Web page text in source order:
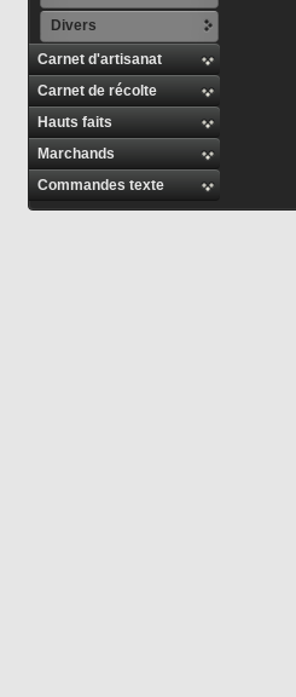
Divers
Carnet d'artisanat
Carnet de récolte
Hauts faits
Marchands
Commandes texte